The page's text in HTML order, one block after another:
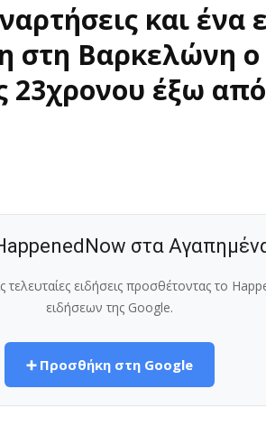
και ένα
στη Βαρκελώνη ο
23χρονου έξω
στα
τελευταίες ειδήσεις προσθέτοντας το
ειδήσεων της Google.
➕ Προσθήκη στη Google